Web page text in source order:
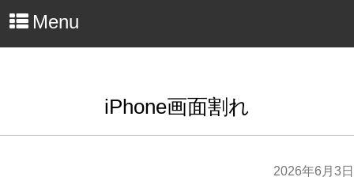
Menu
iPhone画面割れ
2026年6月3日